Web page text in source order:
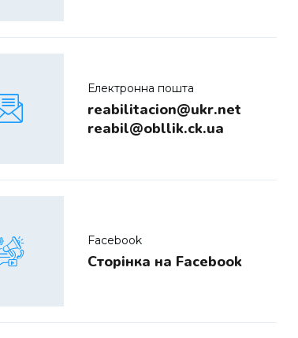
Електронна пошта
reabilitacion@ukr.net
reabil@obllik.ck.ua
Facebook
Сторінка на Facebook